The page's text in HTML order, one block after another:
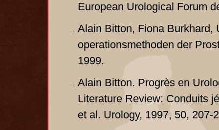
European Urological Forum
Alain Bitton, Fiona Burkhard,
operationsmethoden der
1999.
Alain Bitton. Progrès en
Literature Review: Conduits
et al. Urology, 1997, 50, 207-